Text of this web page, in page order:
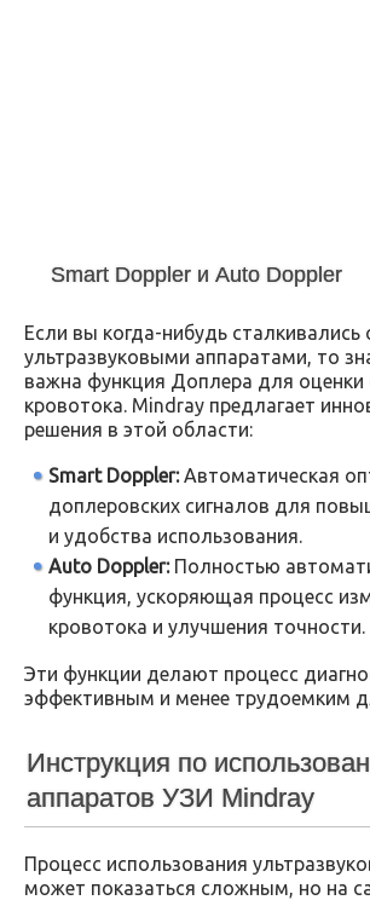
Smart Doppler и Auto Doppler
Если вы когда-нибудь сталкивались
ультразвуковыми аппаратами, то
важна функция Доплера для оценки
кровотока. Mindray предлагает
решения в этой области:
Smart Doppler:Автоматическая
доплеровских сигналов для
и удобства использования.
Auto Doppler:Полностью
функция, ускоряющая процесс
кровотока и улучшения точности.
Эти функции делают процесс
эффективным и менее трудоемким
Инструкция по
аппаратов УЗИ Mindray
Процесс использования
может показаться сложным, но на